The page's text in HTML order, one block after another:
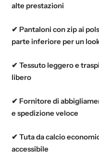
alte prestazioni
✔ Pantaloni con zip ai
parte inferiore per un
✔ Tessuto leggero e
libero
✔ Fornitore di
e spedizione veloce
✔ Tuta da calcio
accessibile